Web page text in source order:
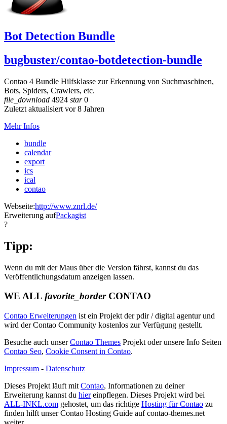
Bot Detection Bundle
bugbuster/contao-botdetection-bundle
Contao 4 Bundle Hilfsklasse zur Erkennung von Suchmaschinen,
Bots, Spiders, Crawlers, etc.
file_download 4924 star0
Zuletzt aktualisiert vor 8 Jahren
Mehr Infos
bundle
calendar
export
ics
ical
contao
Webseite:http://www.znrl.de/
Erweiterung aufPackagist
?
Tipp:
Wenn du mit der Maus über die Version fährst, kannst du das
Veröffentlichungsdatum anzeigen lassen.
WE ALL favorite_borderCONTAO
Contao Erweiterungen ist ein Projekt der pdir / digital agentur und
wird der Contao Community kostenlos zur Verfügung gestellt.
Besuche auch unserContao Themes Projekt oder unsere Info Seiten
Contao Seo, Cookie Consent in Contao.
Impressum - Datenschutz
Dieses Projekt läuft mit Contao, Informationen zu deiner
Erweiterung kannst du hiereinpflegen. Dieses Projekt wird bei
ALL-INKL.com gehostet, um das richtige Hosting für Contao zu
finden hilft unser Contao Hosting Guide auf contao-themes.net
weiter.